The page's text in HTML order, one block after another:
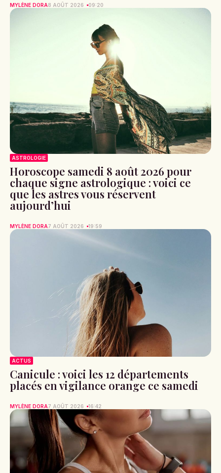
09:47
ACTUS
Orages ce samedi 8 août : voici les 15
départements placés en vigilance jaune
MYLÈNE DORA 8 AOÛT 2026
ASTROLOGIE
Horoscope samedi 8 août 2026 pour
chaque signe astrologique : voici ce
que les astres vous réservent
aujourd’hui
MYLÈNE DORA 7 AOÛT 2026 19:59